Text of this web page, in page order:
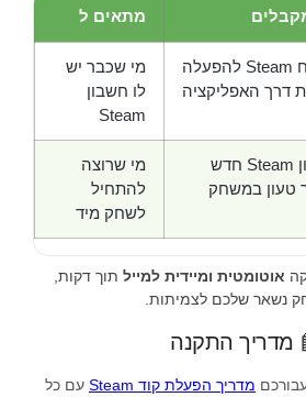
מתאים ל
מפתח Steam להפעלה
דרך האפליקציה
מי שכבר יש
לו חשבון
Steam
חשבון Steam חדש
טעון במשחק
מי שרוצה
להתחיל
לשחק מיד
אוטומטית ומיידית למייל תוך דקות,
נשאר שלכם לצמיתות.
מדריך התקנה
מדריך הפעלת קוד Steam
עם כל